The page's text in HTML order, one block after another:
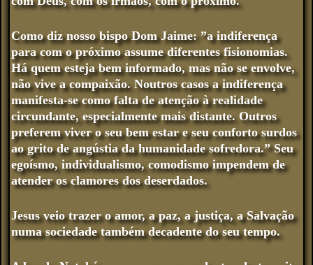
Como diz nosso bispo Dom Jaime: ”a indiferença
para com o próximo assume diferentes fisionomias.
Há quem esteja bem informado, mas não se envolve,
não vive a compaixão. Noutros casos a indiferença
manifesta-se como falta de atenção à realidade
circundante, especialmente mais distante. Outros
preferem viver o seu bem estar e seu conforto surdos
ao grito de angústia da humanidade sofredora.” Seu
egoísmo, individualismo, comodismo impendem de
atender os clamores dos deserdados.
Jesus veio trazer o amor, a paz, a justiça, a Salvação
numa sociedade também decadente do seu tempo.